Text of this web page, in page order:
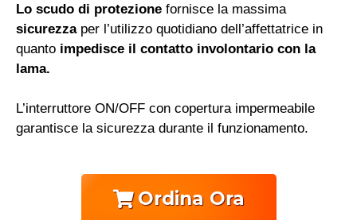
Lo scudo di protezione fornisce la massima
sicurezzaper l’utilizzo quotidiano dell’affettatrice in
quanto impedisce il contatto involontario con la
lama.
L’interruttore ON/OFF con copertura impermeabile
garantisce la sicurezza durante il funzionamento.
Ordina Ora